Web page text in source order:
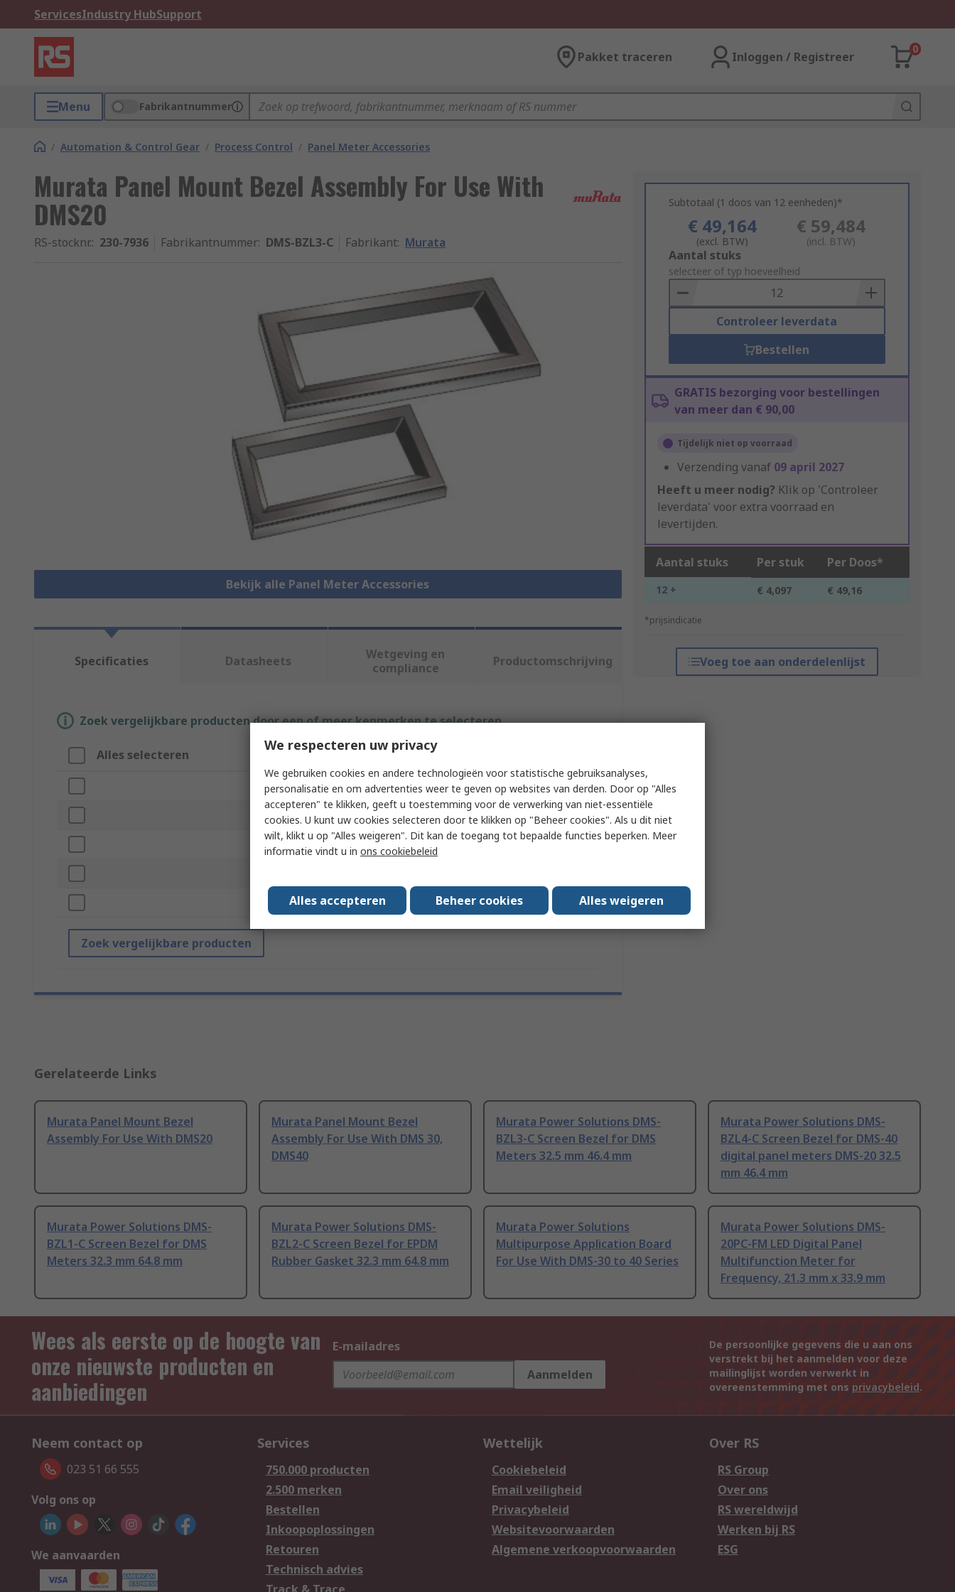
ServicesIndustry HubSupport
Pakket traceren Inloggen / Registreer
0
Menu Fabrikantnummer
/ Automation & Control Gear / Process Control / Panel Meter Accessories
Murata Panel Mount Bezel Assembly For Use With
DMS20
RS-stocknr.: 230-7936 Fabrikantnummer: DMS-BZL3-C Fabrikant: Murata
Bekijk alle Panel Meter Accessories
Subtotaal (1 doos van 12 eenheden)*
€ 49,164
(excl. BTW)
€ 59,484
(incl. BTW)
Add
to
Basket
Aantal stuks
selecteer of typ hoeveelheid
Controleer leverdata
Bestellen
GRATIS bezorging voor bestellingen
van meer dan € 90,00
Tijdelijk niet op voorraad
Verzending vanaf 09 april 2027
Heeft u meer nodig? Klik op 'Controleer
leverdata' voor extra voorraad en
levertijden.
Aantal stuks Per stuk Per Doos*
12 + € 4,097 € 49,16
*prijsindicatie
Voeg toe aan onderdelenlijst
Specificaties Datasheets
Wetgeving en
compliance
Productomschrijving
Zoek vergelijkbare producten door een of meer kenmerken te selecteren.
Alles selecteren Waarde
Merk Murata
Product Type DIN Rail Mounting Frame
Accessory Type Panel Mount Bezel Assembly
Standards/Approvals
Zoek vergelijkbare producten
Gerelateerde Links
Murata Panel Mount Bezel
Assembly For Use With DMS20
Murata Panel Mount Bezel
Assembly For Use With DMS 30,
DMS40
Murata Power Solutions DMS-
BZL3-C Screen Bezel for DMS
Meters 32.5 mm 46.4 mm
Murata Power Solutions DMS-
BZL4-C Screen Bezel for DMS-40
digital panel meters DMS-20 32.5
mm 46.4 mm
Murata Power Solutions DMS-
BZL1-C Screen Bezel for DMS
Meters 32.3 mm 64.8 mm
Murata Power Solutions DMS-
BZL2-C Screen Bezel for EPDM
Rubber Gasket 32.3 mm 64.8 mm
Murata Power Solutions
Multipurpose Application Board
For Use With DMS-30 to 40 Series
Murata Power Solutions DMS-
20PC-FM LED Digital Panel
Multifunction Meter for
Frequency, 21.3 mm x 33.9 mm
Wees als eerste op de hoogte van
onze nieuwste producten en
aanbiedingen
E-mailadres
Aanmelden
De persoonlijke gegevens die u aan ons
verstrekt bij het aanmelden voor deze
mailinglijst worden verwerkt in
overeenstemming met ons privacybeleid.
Neem contact op
023 51 66 555
Volg ons op
We aanvaarden
Services
750.000 producten
2.500 merken
Bestellen
Inkoopoplossingen
Retouren
Technisch advies
Wettelijk
Cookiebeleid
Email veiligheid
Privacybeleid
Websitevoorwaarden
Algemene verkoopvoorwaarden
Over RS
RS Group
Over ons
RS wereldwijd
Werken bij RS
ESG
We respecteren uw privacy
We gebruiken cookies en andere technologieën voor statistische gebruiksanalyses,
personalisatie en om advertenties weer te geven op websites van derden. Door op "Alles
accepteren" te klikken, geeft u toestemming voor de verwerking van niet-essentiële
cookies. U kunt uw cookies selecteren door te klikken op "Beheer cookies". Als u dit niet
wilt, klikt u op "Alles weigeren". Dit kan de toegang tot bepaalde functies beperken. Meer
informatie vindt u in ons cookiebeleid
Alles accepteren Beheer cookies Alles weigeren